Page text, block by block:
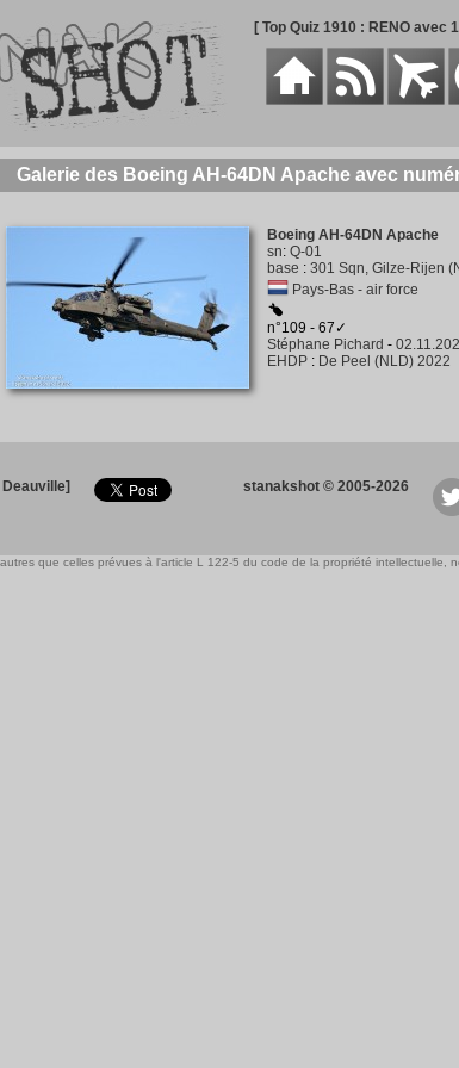
[ Top Quiz 1910 : RENO avec
Galerie des Boeing AH-64DN Apache avec
Boeing AH-64DN Apache
sn: Q-01
base : 301 Sqn, Gilze-Rijen
Pays-Bas - air force
n°109 - 67✓
Stéphane Pichard -
EHDP: De Peel (NLD) 2022
Deauville] stanakshot © 2005-2026
que celles prévues à l'article L 122-5 du code de la propriété intellectuelle,